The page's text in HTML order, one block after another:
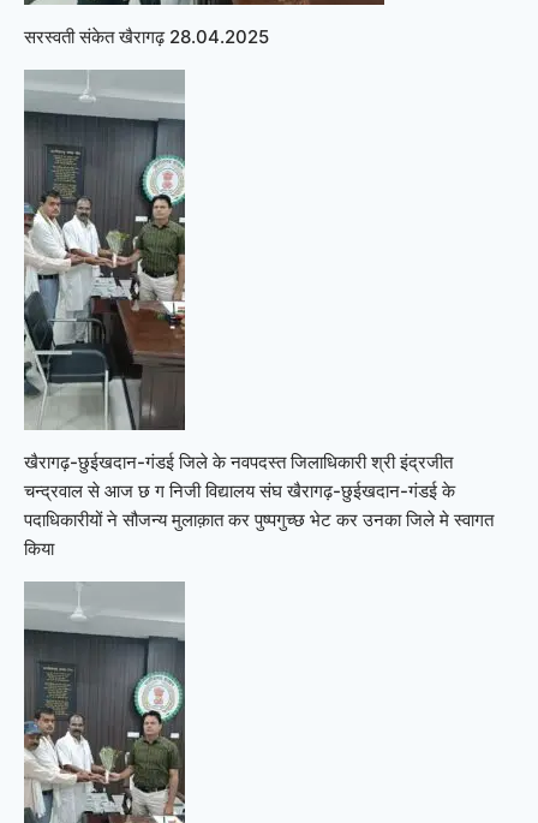
सरस्वती संकेत खैरागढ़ 28.04.2025
खैरागढ़-छुईखदान-गंडई जिले के नवपदस्त जिलाधिकारी श्री इंद्रजीत
चन्द्रवाल से आज छ ग निजी विद्यालय संघ खैरागढ़-छुईखदान-गंडई के
पदाधिकारीयों ने सौजन्य मुलाक़ात कर पुष्पगुच्छ भेट कर उनका जिले मे स्वागत
किया